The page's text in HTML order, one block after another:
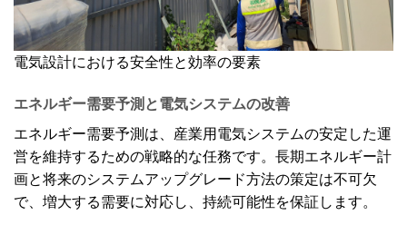
電気設計における安全性と効率の要素
エネルギー需要予測と電気システムの改善
エネルギー需要予測は、産業用電気システムの安定した運
営を維持するための戦略的な任務です。長期エネルギー計
画と将来のシステムアップグレード方法の策定は不可欠
で、増大する需要に対応し、持続可能性を保証します。